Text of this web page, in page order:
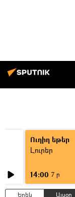
Ուղիղ եթեր
Լուրեր
14:00 7 ր
Երեկ Այսօր